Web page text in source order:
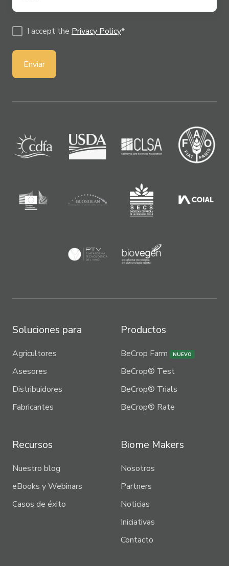
I accept the Privacy Policy*
Soluciones para
Agricultores
Asesores
Distribuidores
Fabricantes
Productos
BeCrop Farm NUEVO
BeCrop® Test
BeCrop® Trials
BeCrop® Rate
Recursos
Nuestro blog
eBooks y Webinars
Casos de éxito
Biome Makers
Nosotros
Partners
Noticias
Iniciativas
Contacto